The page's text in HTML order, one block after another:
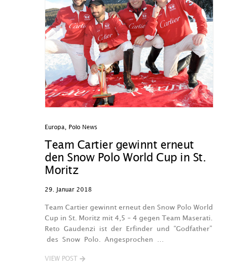
Europa Polo News
Team Cartier gewinnt erneut
den Snow Polo World Cup in St.
Moritz
29. Januar 2018
Team Cartier gewinnt erneut den Snow Polo World
Cup in St. Moritz mit 4,5 – 4 gegen Team Maserati.
Reto Gaudenzi ist der Erfinder und “Godfather”
des Snow Polo. Angesprochen …
VIEW POST